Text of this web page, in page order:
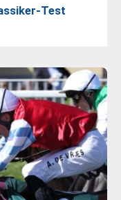
Test